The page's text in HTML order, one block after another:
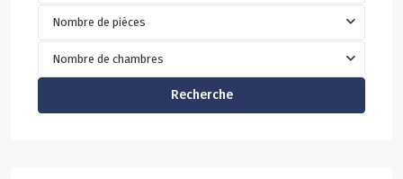
Nombre de pièces
Nombre de chambres
Recherche